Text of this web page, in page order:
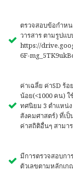
ตรวจสอบข้อกำห
วารสาร ตามรูปแ
https://
6F-
ค่าเฉลี่ย ค่าSD ร้
น้อย(<1000 คน)
ทศนิยม 3 ตำแหน่
สังคมศาสตร์) ที่เ
ค่าสถิติอื่นๆ สามา
มีการตรวจสอบกา
ตัวเลขตามหลักเ